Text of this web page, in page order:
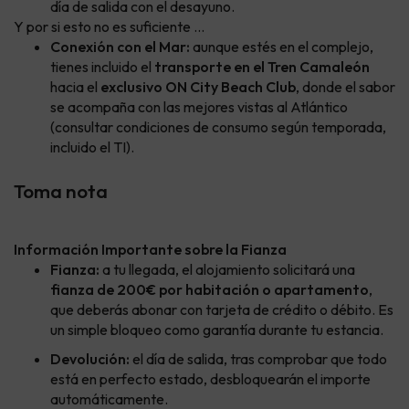
día de salida con el desayuno.
Y por si esto no es suficiente ...
Conexión con el Mar: aunque estés en el complejo,
tienes incluido el transporte en el Tren Camaleón
hacia el exclusivo ON City Beach Club, donde el sabor
se acompaña con las mejores vistas al Atlántico
(consultar condiciones de consumo según temporada,
incluido el TI).
Toma nota
Información Importante sobre la Fianza
Fianza: a tu llegada, el alojamiento solicitará una
fianza de 200€ por habitación o apartamento,
que deberás abonar con tarjeta de crédito o débito. Es
un simple bloqueo como garantía durante tu estancia.
Devolución: el día de salida, tras comprobar que todo
está en perfecto estado, desbloquearán el importe
automáticamente.